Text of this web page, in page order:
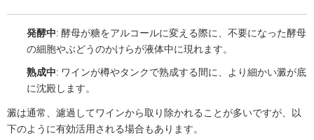
発酵中: 酵母が糖をアルコールに変える際に、不要になった酵母
の細胞やぶどうのかけらが液体中に現れます。
熟成中: ワインが樽やタンクで熟成する間に、より細かい澱が底
に沈殿します。
澱は通常、濾過してワインから取り除かれることが多いですが、以
下のように有効活用される場合もあります。